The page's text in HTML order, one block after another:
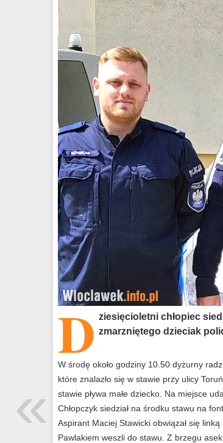
D ziesięcioletni chłopiec
zmarzniętego dzieciak
W środę około godziny 10.50 dyżurny
które znalazło się w stawie przy ulicy
stawie pływa małe dziecko. Na miejsce
Chłopczyk siedział na środku stawu na
Aspirant Maciej Stawicki obwiązał się
Pawlakiem weszli do stawu. Z brzegu
«